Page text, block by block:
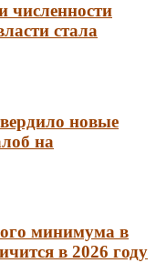
численности
стала
новые
на
минимума в
в 2026 году